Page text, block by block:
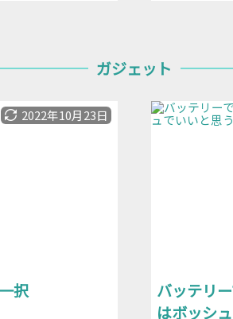
ガジェット
択
2022年10月23日
バッテリ
はボッシ